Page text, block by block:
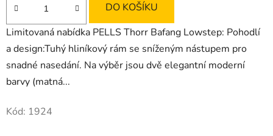
DO KOŠÍKU
Limitovaná nabídka PELLS Thorr Bafang Lowstep: Pohodlí
a design:Tuhý hliníkový rám se sníženým nástupem pro
snadné nasedání. Na výběr jsou dvě elegantní moderní
barvy (matná...
Kód: 1924